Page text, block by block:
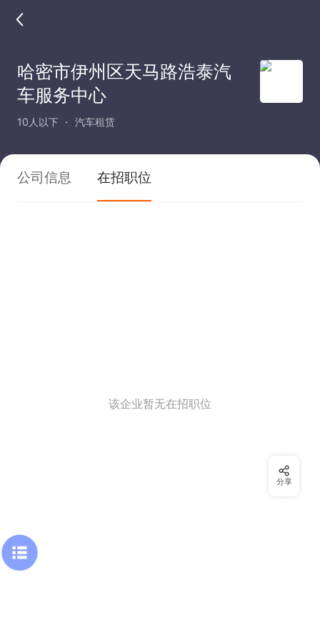
哈密市伊州区天马路浩泰汽
车服务中心
10人以下 汽车租赁
公司信息 在招职位
该企业暂无在招职位
分享